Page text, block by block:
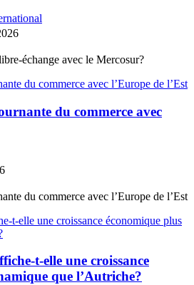
du commerce avec
t-elle une croissance
que l’Autriche?